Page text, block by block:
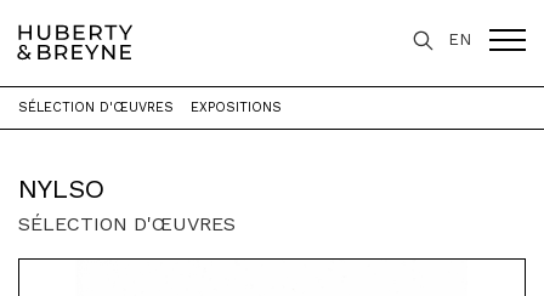
EN
Accueil > Artistes > Nylso
NYLSO
SÉLECTION D'ŒUVRES EXPOSITIONS
SÉLECTION D'ŒUVRES